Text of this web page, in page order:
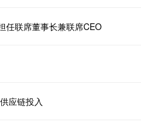
任联席董事长兼联席CEO
应链投入